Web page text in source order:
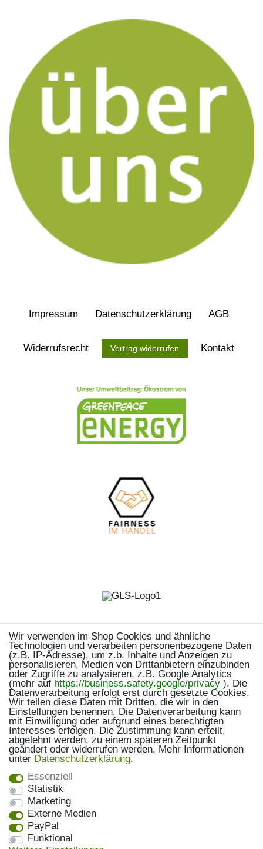
Impressum Daten­schutz­erklärung AGB
Widerrufs­recht Vertrag widerrufen Kontakt
Wir verwenden im Shop Cookies und ähnliche
Technologien und verarbeiten personenbezogene Daten
(z.B. IP-Adresse), um z.b. Inhalte und Anzeigen zu
personalisieren, Medien von Drittanbietern einzubinden
oder Zugriffe zu analysieren. z.B. Google Analytics
(mehr auf https://business.safety.google/privacy ). Die
Datenverarbeitung erfolgt erst durch gesetzte Cookies.
Wir teilen diese Daten mit Dritten, die wir in den
Einstellungen benennen. Die Datenverarbeitung kann
mit Einwilligung oder aufgrund eines berechtigten
Interesses erfolgen. Die Zustimmung kann erteilt,
abgelehnt werden, zu einem späteren Zeitpunkt
geändert oder widerrufen werden. Mehr Informationen
unter Daten­schutz­erklärung.
Essenziell
Statistik
Marketing
Externe Medien
PayPal
Funktional